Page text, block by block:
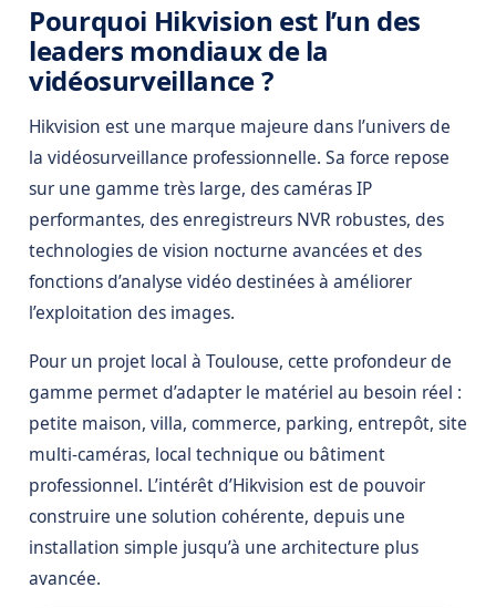
Pourquoi Hikvision est l’un des
leaders mondiaux de la
vidéosurveillance ?
Hikvision est une marque majeure dans l’univers de
la vidéosurveillance professionnelle. Sa force repose
sur une gamme très large, des caméras IP
performantes, des enregistreurs NVR robustes, des
technologies de vision nocturne avancées et des
fonctions d’analyse vidéo destinées à améliorer
l’exploitation des images.
Pour un projet local à Toulouse, cette profondeur de
gamme permet d’adapter le matériel au besoin réel :
petite maison, villa, commerce, parking, entrepôt, site
multi-caméras, local technique ou bâtiment
professionnel. L’intérêt d’Hikvision est de pouvoir
construire une solution cohérente, depuis une
installation simple jusqu’à une architecture plus
avancée.